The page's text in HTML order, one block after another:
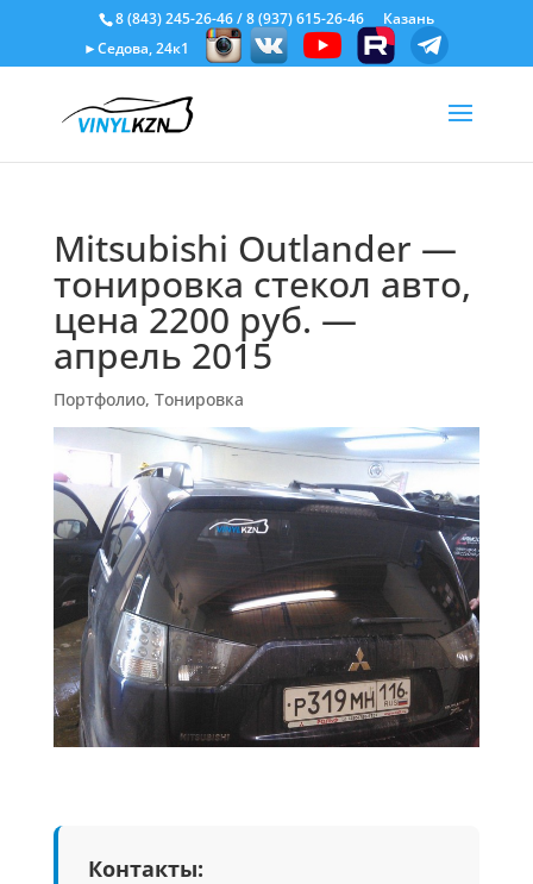
8 (843) 245-26-46/8 (937) 615-26-46
Казань
►Седова, 24к1
Mitsubishi Outlander —
тонировка стекол авто,
цена 2200 руб. —
апрель 2015
Портфолио, Тонировка
Контакты: